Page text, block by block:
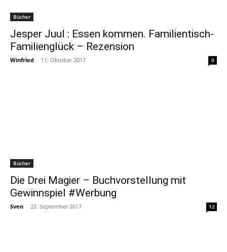
Bücher
Jesper Juul : Essen kommen. Familientisch-
Familienglück – Rezension
Winfried - 11. Oktober 2017 0
Bücher
Die Drei Magier – Buchvorstellung mit
Gewinnspiel #Werbung
Sven - 22. September 2017 12